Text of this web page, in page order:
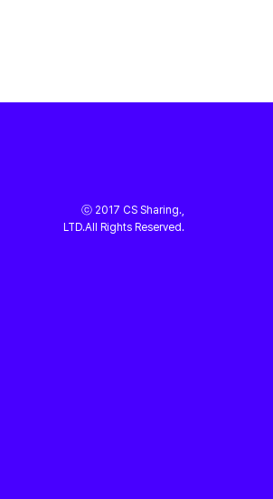
ⓒ 2017 CS Sharing.,
LTD.All Rights Reserved.